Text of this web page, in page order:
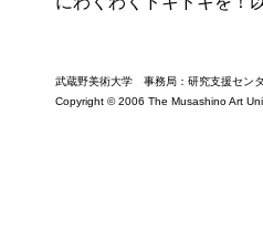
武蔵野美術大学 事務局：研究支援セ
Copyright © 2006 The Musashino Art